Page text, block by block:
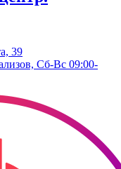
39
Сб-Вс 09:00-